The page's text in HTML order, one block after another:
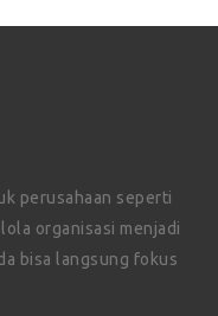
perusahaan seperti
organisasi menjadi
bisa langsung fokus